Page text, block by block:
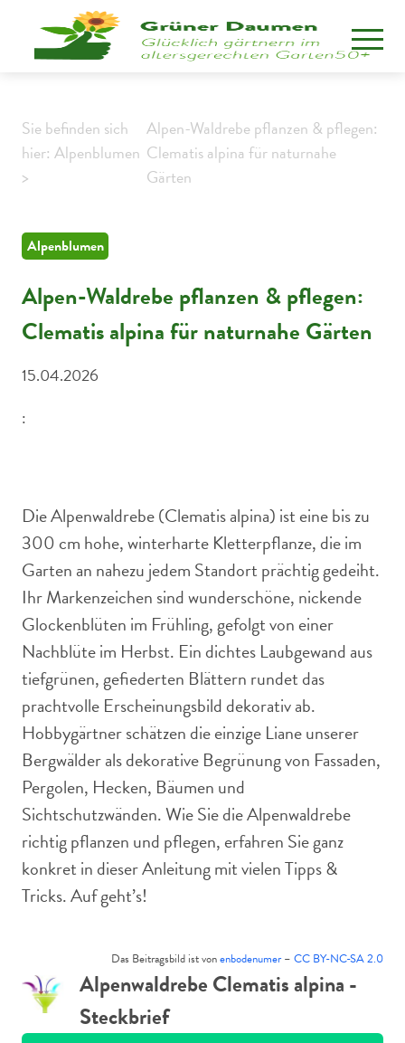
Sie befinden sich
hier: Alpenblumen
>
Alpen-Waldrebe pflanzen & pflegen:
Clematis alpina für naturnahe
Gärten
Alpenblumen
Alpen-Waldrebe pflanzen & pflegen:
Clematis alpina für naturnahe Gärten
15.04.2026
:
Die Alpenwaldrebe (Clematis alpina) ist eine bis zu
300 cm hohe, winterharte Kletterpflanze, die im
Garten an nahezu jedem Standort prächtig gedeiht.
Ihr Markenzeichen sind wunderschöne, nickende
Glockenblüten im Frühling, gefolgt von einer
Nachblüte im Herbst. Ein dichtes Laubgewand aus
tiefgrünen, gefiederten Blättern rundet das
prachtvolle Erscheinungsbild dekorativ ab.
Hobbygärtner schätzen die einzige Liane unserer
Bergwälder als dekorative Begrünung von Fassaden,
Pergolen, Hecken, Bäumen und
Sichtschutzwänden. Wie Sie die Alpenwaldrebe
richtig pflanzen und pflegen, erfahren Sie ganz
konkret in dieser Anleitung mit vielen Tipps &
Tricks. Auf geht’s!
Das Beitragsbild ist vonenbodenumer– CC BY-NC-SA 2.0
Alpenwaldrebe Clematis alpina -
Steckbrief